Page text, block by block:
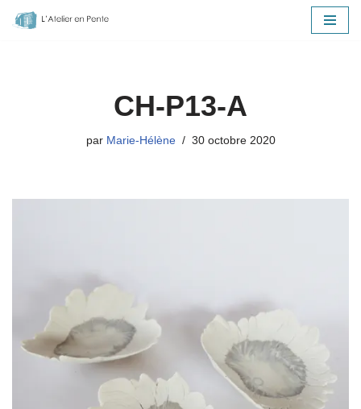
CH-P13-A
par Marie-Hélène 30 octobre 2020